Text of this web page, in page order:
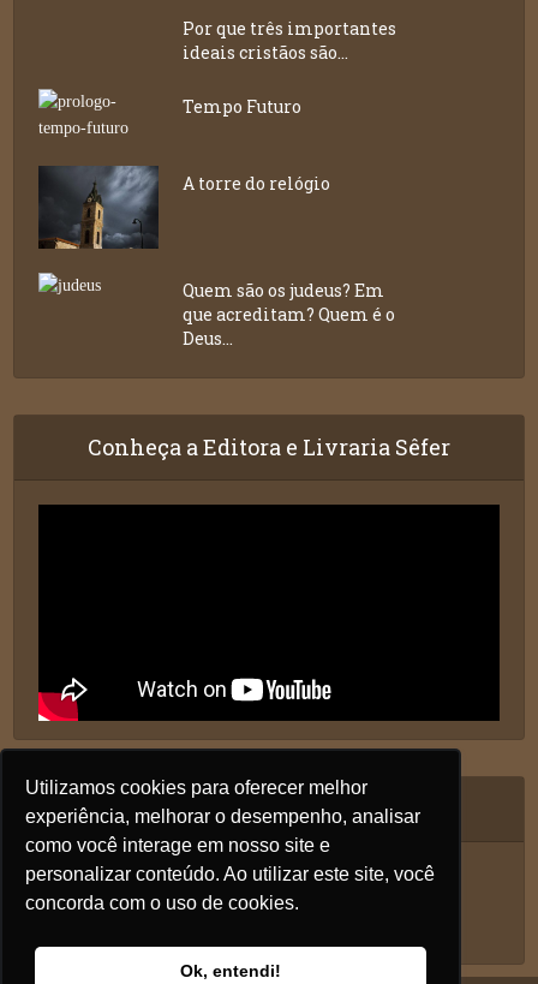
Utilizamos cookies para oferecer melhor
experiência, melhorar o desempenho, analisar
como você interage em nosso site e
personalizar conteúdo. Ao utilizar este site, você
concorda com o uso de cookies.
Ok, entendi!
Por que três importantes
ideais cristãos são...
Tempo Futuro
A torre do relógio
Quem são os judeus? Em
que acreditam? Quem é o
Deus...
Conheça a Editora e Livraria Sêfer
Siga nos